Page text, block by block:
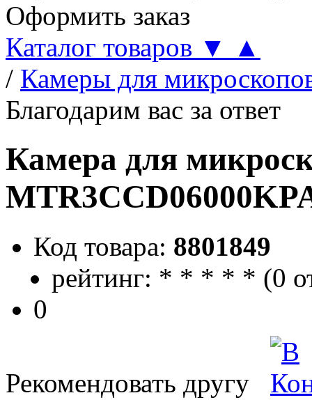
Оформить заказ
Каталог товаров ▼
▲
/ Камеры для
Благодарим вас за ответ
Камера для
Код товара: 8801849
рейтинг: * * * * * (0
0
Рекомендовать другу